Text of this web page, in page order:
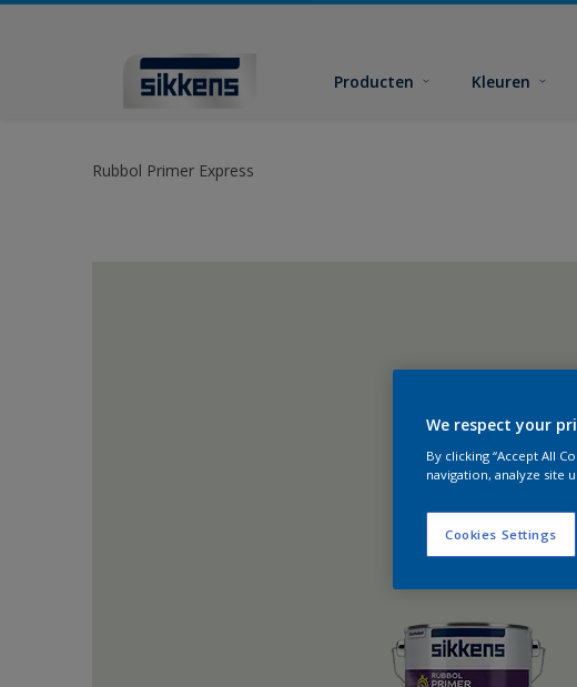
Producten Kleuren
Rubbol Primer Express
We respect your
By clicking “Accept All
navigation, analyze site
Cookies Settings